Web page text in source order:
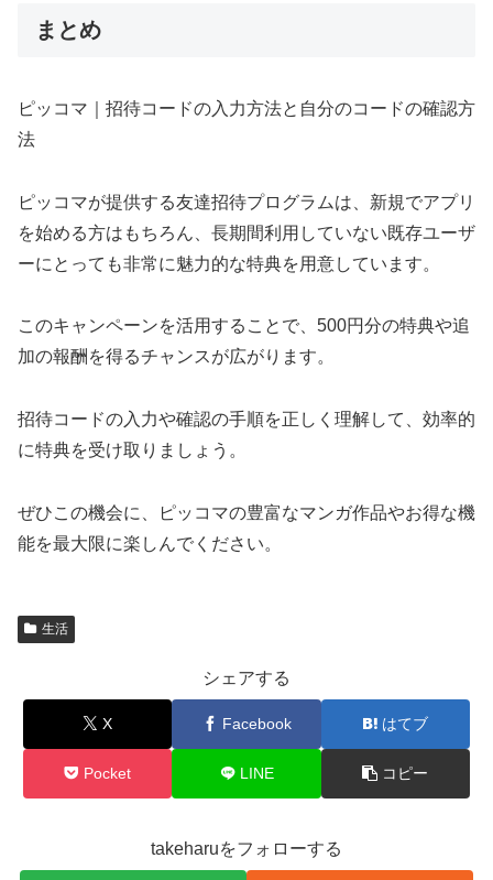
まとめ
ピッコマ｜招待コードの入力方法と自分のコードの確認方
法
ピッコマが提供する友達招待プログラムは、新規でアプリ
を始める方はもちろん、長期間利用していない既存ユーザ
ーにとっても非常に魅力的な特典を用意しています。
このキャンペーンを活用することで、500円分の特典や追
加の報酬を得るチャンスが広がります。
招待コードの入力や確認の手順を正しく理解して、効率的
に特典を受け取りましょう。
ぜひこの機会に、ピッコマの豊富なマンガ作品やお得な機
能を最大限に楽しんでください。
生活
シェアする
X Facebook はてブ
Pocket LINE コピー
takeharuをフォローする